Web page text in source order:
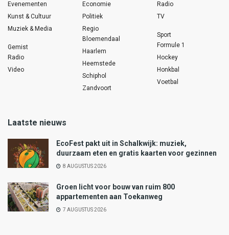
Evenementen
Kunst & Cultuur
Muziek & Media
Gemist
Radio
Video
Economie
Politiek
Regio
Bloemendaal
Haarlem
Heemstede
Schiphol
Zandvoort
Radio
TV
Sport
Formule 1
Hockey
Honkbal
Voetbal
Laatste nieuws
EcoFest pakt uit in Schalkwijk: muziek,
duurzaam eten en gratis kaarten voor gezinnen
8 AUGUSTUS 2026
Groen licht voor bouw van ruim 800
appartementen aan Toekanweg
7 AUGUSTUS 2026